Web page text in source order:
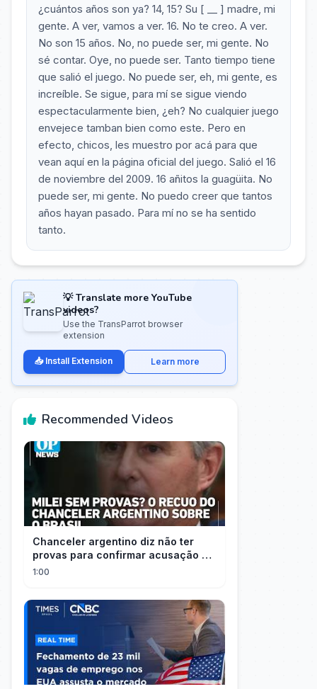
¿cuántos años son ya? 14, 15? Su [ __ ] madre, mi
gente. A ver, vamos a ver. 16. No te creo. A ver.
No son 15 años. No, no puede ser, mi gente. No
sé contar. Oye, no puede ser. Tanto tiempo tiene
que salió el juego. No puede ser, eh, mi gente, es
increíble. Se sigue, para mí se sigue viendo
espectacularmente bien, ¿eh? No cualquier juego
envejece tamban bien como este. Pero en
efecto, chicos, les muestro por acá para que
vean aquí en la página oficial del juego. Salió el 16
de noviembre del 2009. 16 añitos la guagüita. No
puede ser, mi gente. No puedo creer que tantos
años hayan pasado. Para mí no se ha sentido
tanto.
💡 Translate more YouTube
videos?
Use the TransParrot browser
extension
📥 Install Extension Learn more
Recommended Videos
Chanceler argentino diz não ter
provas para confirmar acusação de
Milei contra Brasil | OP News
1:00